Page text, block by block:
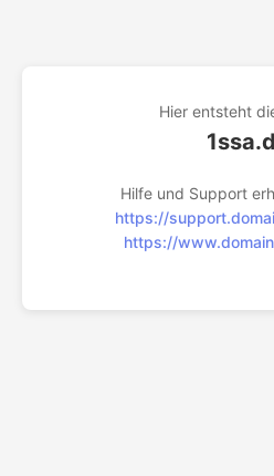
Hier entsteht
Hilfe und Support
https://
https://